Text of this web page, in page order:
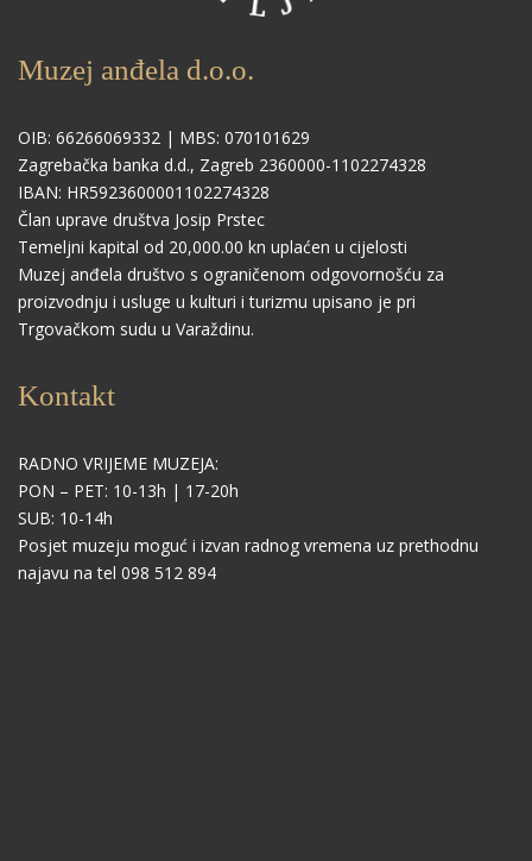
Muzej anđela d.o.o.
OIB: 66266069332 | MBS: 070101629
Zagrebačka banka d.d., Zagreb 2360000-1102274328
IBAN: HR5923600001102274328
Član uprave društva Josip Prstec
Temeljni kapital od 20,000.00 kn uplaćen u cijelosti
Muzej anđela društvo s ograničenom odgovornošću za
proizvodnju i usluge u kulturi i turizmu upisano je pri
Trgovačkom sudu u Varaždinu.
Kontakt
RADNO VRIJEME MUZEJA:
PON – PET: 10-13h | 17-20h
SUB: 10-14h
Posjet muzeju moguć i izvan radnog vremena uz prethodnu
najavu na tel 098 512 894